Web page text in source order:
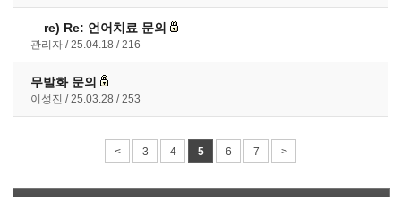
re) Re: 언어치료 문의
관리자 25.04.18 216
무발화 문의
이성진 25.03.28 253
< 3 4 5 6 7 >